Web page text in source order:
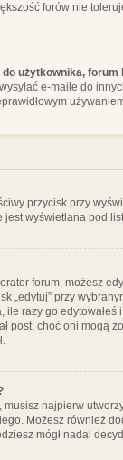
forów nie
użytkownika,
e-maile do
przycisk przy
wyświetlana pod
forum, możesz
„edytuj” przy
razy go
post, choć oni mogą
najpierw
Możesz również
mógł nadal